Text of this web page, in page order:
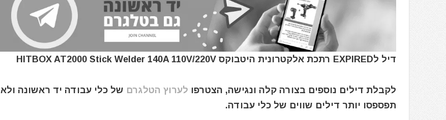
דיל לEXPIRED רתכת אלקטרונית היטבוקס HITBOX AT2000 Stick Welder 140A 110V/220V
לקבלת דילים נוספים בצורה קלה ונגישה, הצטרפו לערוץ הטלגרם של כלי עבודה יד ראשונה ולא
תפספסו יותר דילים שווים של כלי עבודה.